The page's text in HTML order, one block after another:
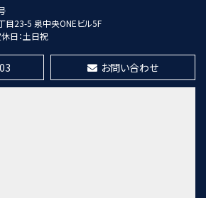
1,280万円
陸前高砂駅
歩4分
目23-5 泉中央ONEビル5F
日：土日祝
お問い合わせ